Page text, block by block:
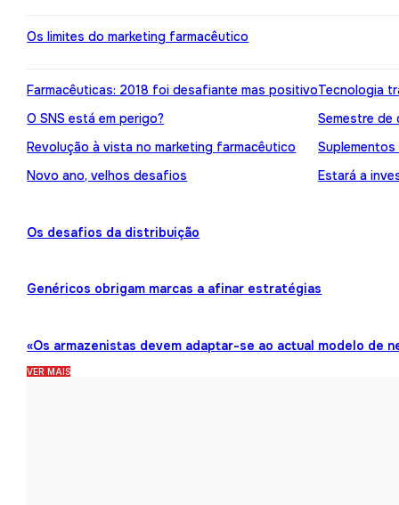
Os limites do marketing farmacêutico
Farmacêuticas: 2018 foi desafiante mas positivo
O SNS está em perigo?
Revolução à vista no marketing farmacêutico
Novo ano, velhos desafios
Tecnologia
Semestre
Estará a
Os desafios da distribuição
Genéricos obrigam marcas a afinar estratégias
«Os armazenistas devem adaptar-se ao actual modelo de
VER MAIS